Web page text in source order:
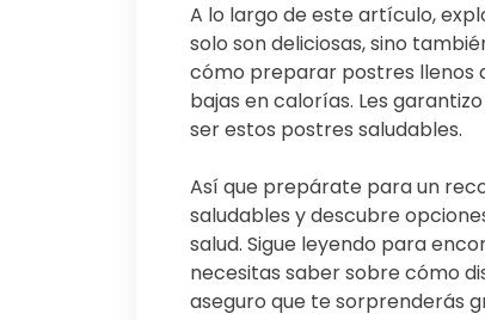
A lo largo de este artículo,
solo son deliciosas, sino
cómo preparar postres llenos
bajas en calorías. Les
ser estos postres saludables.
Así que prepárate para un
saludables y descubre
salud. Sigue leyendo para
necesitas saber sobre cómo
aseguro que te sorprenderás